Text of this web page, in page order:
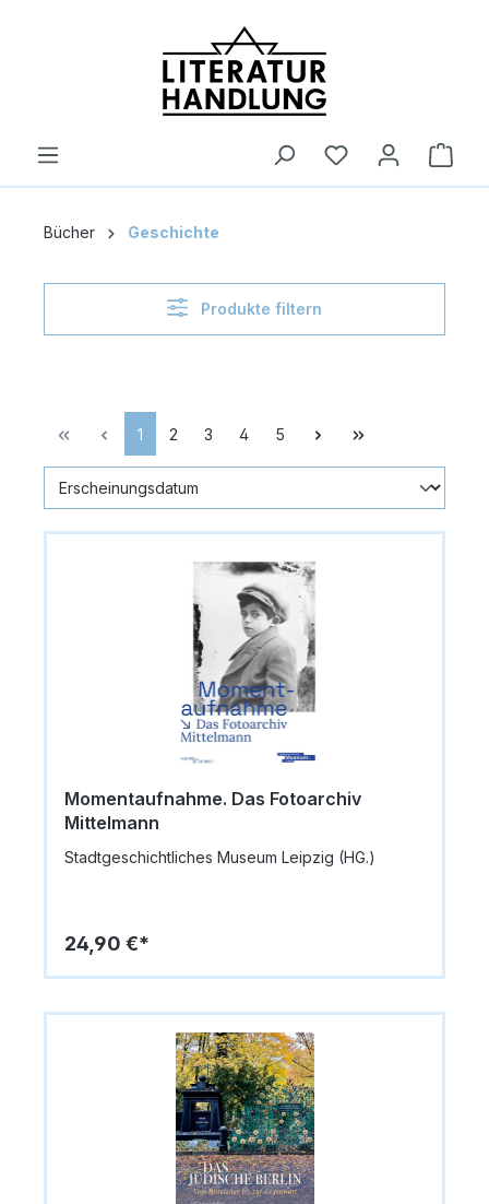
Bücher Geschichte
Produkte filtern
1 2 3 4 5
Momentaufnahme. Das Fotoarchiv
Mittelmann
Stadtgeschichtliches Museum Leipzig (HG.)
24,90 €*